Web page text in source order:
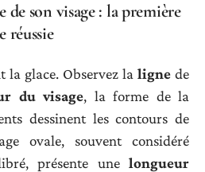
son visage : la première
réussie
la glace. Observez la ligne de
du visage, la forme de la
dessinent les contours de
ovale, souvent considéré
présente une longueur